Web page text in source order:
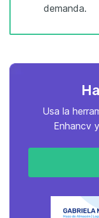
demanda.
Usa la
Enhancv